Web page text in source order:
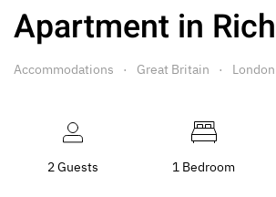
Apartment in
Accommodations Great Britain
2 Guests 1 Bedroom